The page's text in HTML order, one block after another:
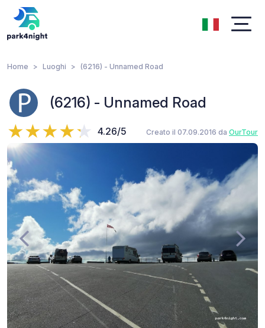
Home Luoghi (6216) - Unnamed Road
(6216) - Unnamed Road
4.26/5 Creato il 07.09.2016 da OurTour